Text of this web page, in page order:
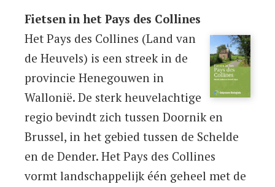
Fietsen in het Pays des Collines
Het Pays des Collines (Land van
de Heuvels) is een streek in de
provincie Henegouwen in
Wallonië. De sterk heuvelachtige
regio bevindt zich tussen Doornik en
Brussel, in het gebied tussen de Schelde
en de Dender. Het Pays des Collines
vormt landschappelijk één geheel met de